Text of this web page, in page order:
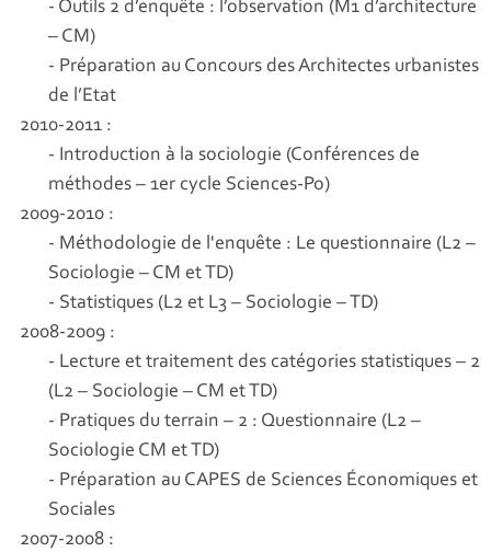
- Outils 2 d’enquête : l’observation (M1 d’architecture
– CM)
- Préparation au Concours des Architectes urbanistes
de l’Etat
2010-2011 :
- Introduction à la sociologie (Conférences de
méthodes – 1er cycle Sciences-Po)
2009-2010 :
- Méthodologie de l'enquête : Le questionnaire (L2 –
Sociologie – CM et TD)
- Statistiques (L2 et L3 – Sociologie – TD)
2008-2009 :
- Lecture et traitement des catégories statistiques – 2
(L2 – Sociologie – CM et TD)
- Pratiques du terrain – 2 : Questionnaire (L2 –
Sociologie CM et TD)
- Préparation au CAPES de Sciences Économiques et
Sociales
2007-2008 :